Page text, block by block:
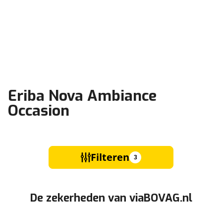
Eriba Nova Ambiance
Occasion
Filteren 3
De zekerheden van viaBOVAG.nl